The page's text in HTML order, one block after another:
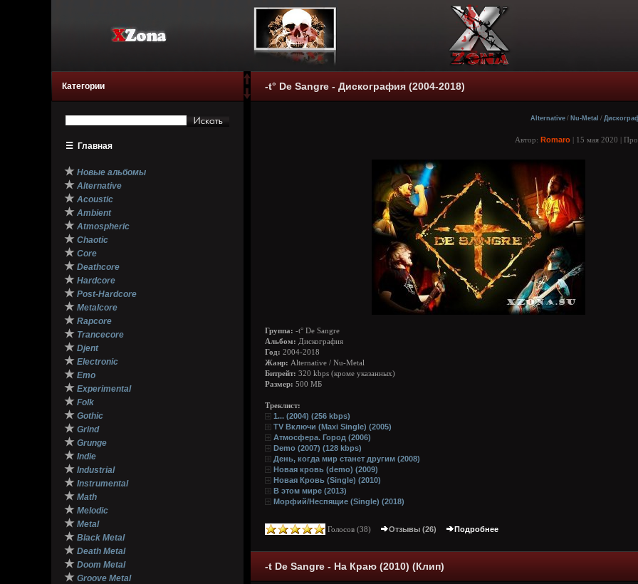
Категории
☰ Главная
★ Новые альбомы
★ Alternative
★ Acoustic
★ Ambient
★ Atmospheric
★ Chaotic
★ Core
★ Deathcore
★ Hardcore
★ Post-Hardcore
★ Metalcore
★ Rapcore
★ Trancecore
★ Djent
★ Electronic
★ Emo
★ Experimental
★ Folk
★ Gothic
★ Grind
★ Grunge
★ Indie
★ Industrial
★ Instrumental
★ Math
★ Melodic
★ Metal
★ Black Metal
★ Death Metal
★ Doom Metal
★ Groove Metal
-t° De Sangre - Дискография (2004-2018)
Alternative / Nu-Metal /
Автор: Romaro | 15 мая 2020 |
Группа: -t° De Sangre
Альбом: Дискография
Год: 2004-2018
Жанр: Alternative / Nu-Metal
Битрейт: 320 kbps (кроме указанных)
Размер: 500 МБ
Треклист:
1... (2004) (256 kbps)
TV Включи (Maxi Single) (2005)
Атмосфера. Город (2006)
Demo (2007) (128 kbps)
День, когда мир станет другим (2008)
Новая кровь (demo) (2009)
Новая Кровь (Single) (2010)
В этом мире (2013)
Морфий/Неспящие (Single) (2018)
Голосов (38) Отзывы (26) Подробнее
-t De Sangre - На Краю (2010) (Клип)